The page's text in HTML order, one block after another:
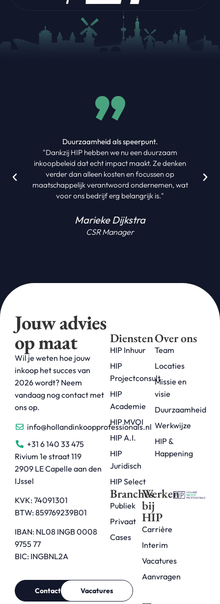
Professionele begeleiding.
"De begeleiding van HIP tijdens onze
aanbestedingsprocessen was indrukwekkend. Ze
zorgden voor overzicht, structuur en haalden het
beste uit onze contracten."
Operationeel Manager
Jouw advies
op maat
Wil je weten hoe jouw
inkoop het succes van
2026 wordt? Neem
vandaag nog contact met
ons op.
info@hollandinkoopprofessionals.nl
+31 6 140 33 475
Rivium 1e straat 119
2909 LE Capelle aan den
IJssel
KVK: 74091301
BTW: 859769239B01
IBAN: NL08 INGB 0008
9755 77
BIC: INGBNL2A
Contact Vacatures
Diensten
HIP Inhuur
HIP
Projectconsult
HIP
Academie
HIP MVOI
HIP A.I.
HIP
Juridisch
HIP Select
Over ons
Team
Locaties
Missie en
visie
Duurzaamheid
Werkwijze
HIP &
Happening
Branches
Publiek
Privaat
Cases
Werken
bij
HIP
Carrière
Interim
Vacatures
Aanvragen